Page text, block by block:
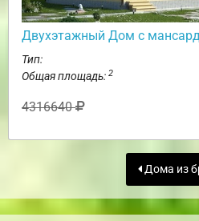
Двухэтажный Дом с
Тип:
Общая площадь: 2
4316640
Дома из